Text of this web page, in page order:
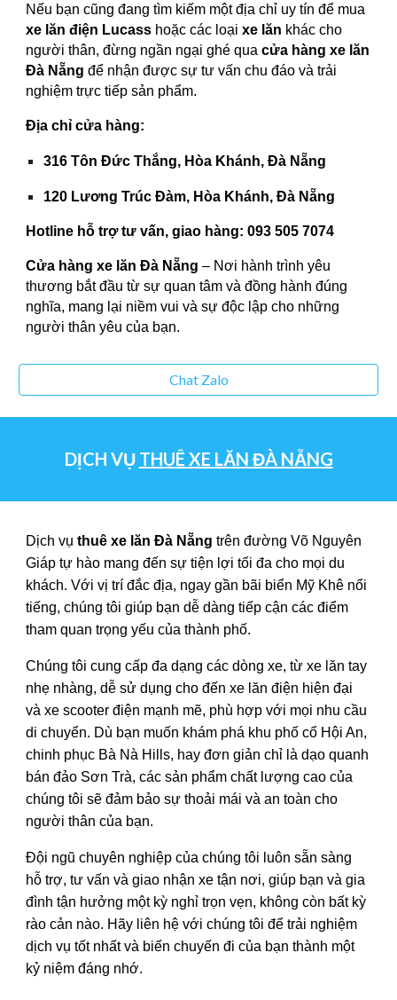
Nếu bạn cũng đang tìm kiếm một địa chỉ uy tín để mua
xe lăn điện Lucass hoặc các loạixe lăn khác cho
người thân, đừng ngần ngại ghé quacửa hàng xe lăn
Đà Nẵng để nhận được sự tư vấn chu đáo và trải
nghiệm trực tiếp sản phẩm.
Địa chỉ cửa hàng:
316 Tôn Đức Thắng, Hòa Khánh, Đà Nẵng
120 Lương Trúc Đàm, Hòa Khánh, Đà Nẵng
Hotline hỗ trợ tư vấn, giao hàng: 093 505 7074
Cửa hàng xe lăn Đà Nẵng – Nơi hành trình yêu
thương bắt đầu từ sự quan tâm và đồng hành đúng
nghĩa, mang lại niềm vui và sự độc lập cho những
người thân yêu của bạn.
Chat Zalo
DỊCH VỤ THUÊ XE LĂN ĐÀ NẴNG
Dịch vụthuê xe lăn Đà Nẵng trên đường Võ Nguyên
Giáp tự hào mang đến sự tiện lợi tối đa cho mọi du
khách. Với vị trí đắc địa, ngay gần bãi biển Mỹ Khê nổi
tiếng, chúng tôi giúp bạn dễ dàng tiếp cận các điểm
tham quan trọng yếu của thành phố.
Chúng tôi cung cấp đa dạng các dòng xe, từ xe lăn tay
nhẹ nhàng, dễ sử dụng cho đến xe lăn điện hiện đại
và xe scooter điện mạnh mẽ, phù hợp với mọi nhu cầu
di chuyển. Dù bạn muốn khám phá khu phố cổ Hội An,
chinh phục Bà Nà Hills, hay đơn giản chỉ là dạo quanh
bán đảo Sơn Trà, các sản phẩm chất lượng cao của
chúng tôi sẽ đảm bảo sự thoải mái và an toàn cho
người thân của bạn.
Đội ngũ chuyên nghiệp của chúng tôi luôn sẵn sàng
hỗ trợ, tư vấn và giao nhận xe tận nơi, giúp bạn và gia
đình tận hưởng một kỳ nghỉ trọn vẹn, không còn bất kỳ
rào cản nào. Hãy liên hệ với chúng tôi để trải nghiệm
dịch vụ tốt nhất và biến chuyến đi của bạn thành một
kỷ niệm đáng nhớ.